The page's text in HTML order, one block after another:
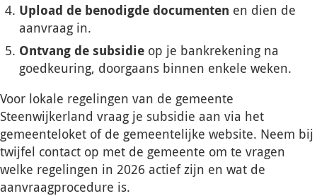
Upload de benodigde documenten en dien de
aanvraag in.
Ontvang de subsidie op je bankrekening na
goedkeuring, doorgaans binnen enkele weken.
Voor lokale regelingen van de gemeente
Steenwijkerland vraag je subsidie aan via het
gemeenteloket of de gemeentelijke website. Neem bij
twijfel contact op met de gemeente om te vragen
welke regelingen in 2026 actief zijn en wat de
aanvraagprocedure is.